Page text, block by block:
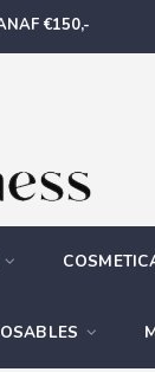
€150,-